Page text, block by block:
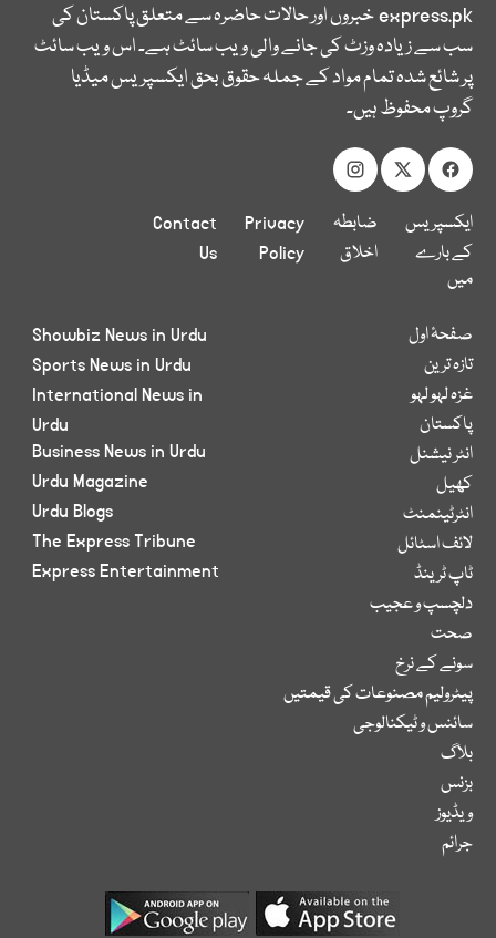
express.pkخبروں اور حالات حاضرہ سے متعلق پاکستان کی
سب سے زیادہ وزٹ کی جانے والی ویب سائٹ ہے۔ اس ویب سائٹ
پر شائع شدہ تمام مواد کے جملہ حقوق بحق ایکسپریس میڈیا
گروپ محفوظ ہیں۔
ایکسپریس
کے بارے
میں
ضابطہ
اخلاق
Privacy
Policy
Contact
Us
صفحۂ اول
تازہ ترین
غزہ لہو لہو
پاکستان
انٹر نیشنل
کھیل
انٹرٹینمنٹ
لائف اسٹائل
ٹاپ ٹرینڈ
دلچسپ و عجیب
صحت
سونے کے نرخ
پیٹرولیم مصنوعات کی قیمتیں
سائنس و ٹیکنالوجی
بلاگ
بزنس
ویڈیوز
جرائم
Showbiz News in Urdu
Sports News in Urdu
International News in
Urdu
Business News in Urdu
Urdu Magazine
Urdu Blogs
The Express Tribune
Express Entertainment